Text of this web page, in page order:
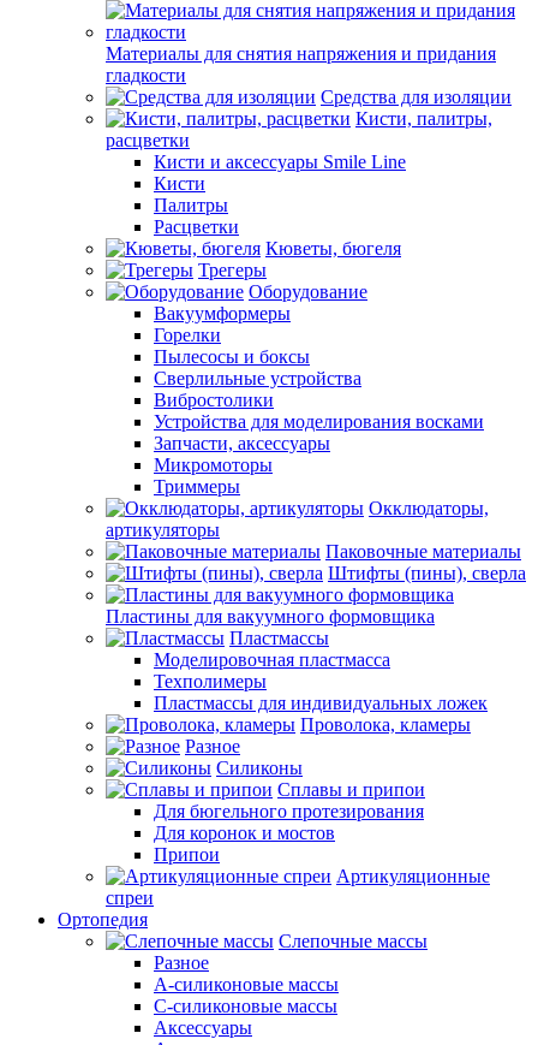
Материалы для снятия напряжения и придания
гладкости
Средства для изоляции
Кисти, палитры,
расцветки
Кисти и аксессуары Smile Line
Кисти
Палитры
Расцветки
Кюветы, бюгеля
Трегеры
Оборудование
Вакуумформеры
Горелки
Пылесосы и боксы
Сверлильные устройства
Вибростолики
Устройства для моделирования восками
Запчасти, аксессуары
Микромоторы
Триммеры
Окклюдаторы,
артикуляторы
Паковочные материалы
Штифты (пины), сверла
Пластины для вакуумного формовщика
Пластмассы
Моделировочная пластмасса
Техполимеры
Пластмассы для индивидуальных ложек
Проволока, кламеры
Разное
Силиконы
Сплавы и припои
Для бюгельного протезирования
Для коронок и мостов
Припои
Артикуляционные
спреи
Ортопедия
Слепочные массы
Разное
А-силиконовые массы
С-силиконовые массы
Аксессуары